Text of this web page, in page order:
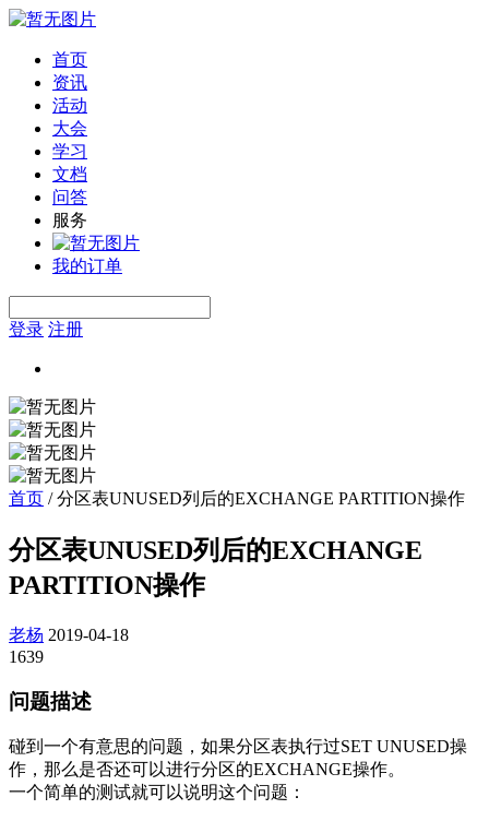
首页
资讯
活动
大会
学习
文档
问答
服务
我的订单
登录 注册
首页 /分区表UNUSED列后的EXCHANGE PARTITION操作
分区表UNUSED列后的EXCHANGE
PARTITION操作
老杨 2019-04-18
1639
问题描述
碰到一个有意思的问题，如果分区表执行过SET UNUSED操
作，那么是否还可以进行分区的EXCHANGE操作。
一个简单的测试就可以说明这个问题：